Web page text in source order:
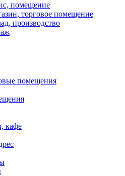
помещение
торговое помещение
производство
помещения
кафе